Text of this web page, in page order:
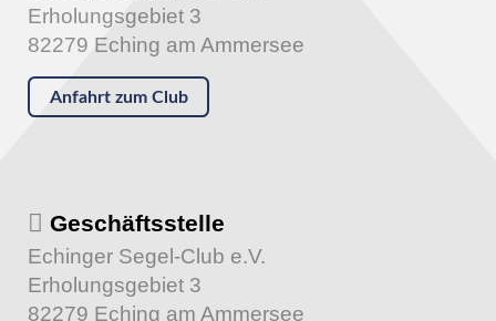
Erholungsgebiet 3
82279 Eching am Ammersee
Anfahrt zum Club
Geschäftsstelle
Echinger Segel-Club e.V.
Erholungsgebiet 3
82279 Eching am Ammersee